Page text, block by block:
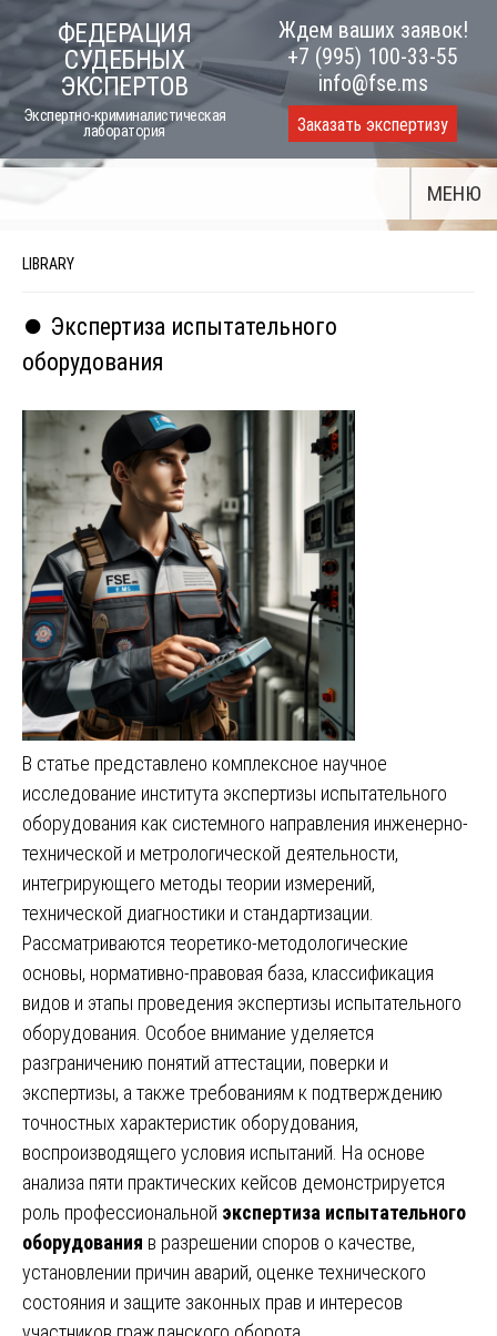
to
content
ФЕДЕРАЦИЯ
СУДЕБНЫХ
ЭКСПЕРТОВ
Экспертно-криминалистическая
лаборатория
Ждем ваших заявок!
+7 (995) 100-33-55
info@fse.ms
Заказать экспертизу
МЕНЮ
LIBRARY
⏺️ Экспертиза испытательного
оборудования
В статье представлено комплексное научное
исследование института экспертизы испытательного
оборудования как системного направления инженерно-
технической и метрологической деятельности,
интегрирующего методы теории измерений,
технической диагностики и стандартизации.
Рассматриваются теоретико-методологические
основы, нормативно-правовая база, классификация
видов и этапы проведения экспертизы испытательного
оборудования. Особое внимание уделяется
разграничению понятий аттестации, поверки и
экспертизы, а также требованиям к подтверждению
точностных характеристик оборудования,
воспроизводящего условия испытаний. На основе
анализа пяти практических кейсов демонстрируется
роль профессиональной экспертиза испытательного
оборудования в разрешении споров о качестве,
установлении причин аварий, оценке технического
состояния и защите законных прав и интересов